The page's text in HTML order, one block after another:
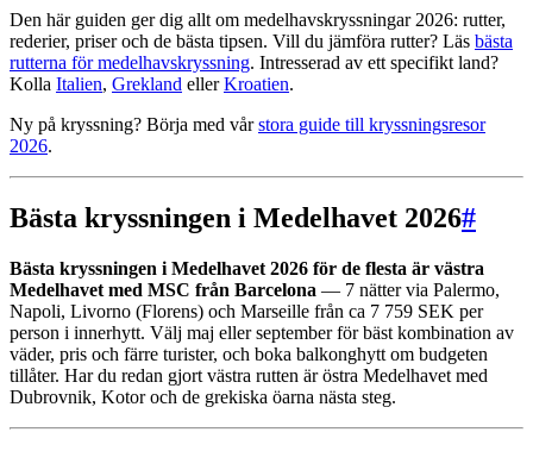
Den här guiden ger dig allt om medelhavskryssningar 2026: rutter,
rederier, priser och de bästa tipsen. Vill du jämföra rutter? Läs bästa
rutterna för medelhavskryssning. Intresserad av ett specifikt land?
Kolla Italien, Grekland ellerKroatien.
Ny på kryssning? Börja med vårstora guide till kryssningsresor
2026.
Bästa kryssningen i Medelhavet 2026#
Bästa kryssningen i Medelhavet 2026 för de flesta är västra
Medelhavet med MSC från Barcelona — 7 nätter via Palermo,
Napoli, Livorno (Florens) och Marseille från ca 7 759 SEK per
person i innerhytt. Välj maj eller september för bäst kombination av
väder, pris och färre turister, och boka balkonghytt om budgeten
tillåter. Har du redan gjort västra rutten är östra Medelhavet med
Dubrovnik, Kotor och de grekiska öarna nästa steg.